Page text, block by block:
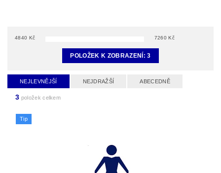
4840 Kč 7260 Kč
POLOŽEK K ZOBRAZENÍ:3
NEJLEVNĚJŠÍ NEJDRAŽŠÍ ABECEDNĚ
3 položek celkem
Tip